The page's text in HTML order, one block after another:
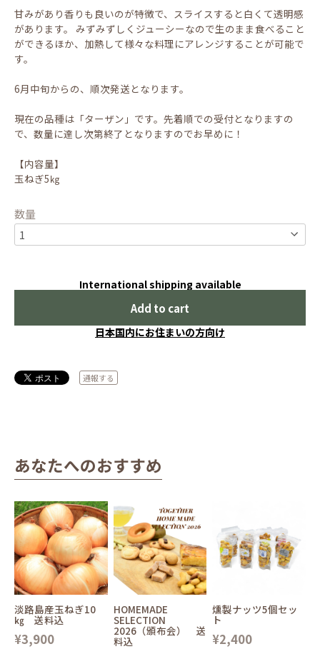
甘みがあり香りも良いのが特徴で、スライスすると白くて透明感
があります。 みずみずしくジューシーなので生のまま食べること
ができるほか、加熱して様々な料理にアレンジすることが可能で
す。
6月中旬からの、順次発送となります。
現在の品種は「ターザン」です。先着順での受付となりますの
で、数量に達し次第終了となりますのでお早めに！
【内容量】
玉ねぎ5㎏
数量
International shipping available
Add to cart
日本国内にお住まいの方向け
通報する
あなたへのおすすめ
淡路島産玉ねぎ10
㎏ 送料込
¥3,900
HOMEMADE
SELECTION
2026（頒布会） 送
料込
燻製ナッツ5個セッ
ト
¥2,400